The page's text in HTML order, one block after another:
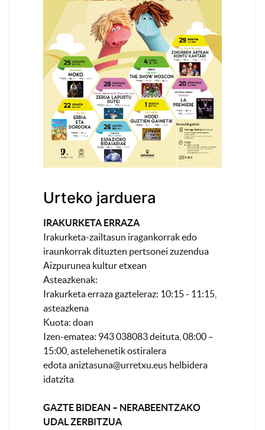
Urteko jarduera
IRAKURKETA ERRAZA
Irakurketa-zailtasun iragankorrak edo
iraunkorrak dituzten pertsonei zuzendua
Aizpurunea kultur etxean
Asteazkenak:
Irakurketa erraza gazteleraz: 10:15 - 11:15,
asteazkena
Kuota: doan
Izen-ematea: 943 038083 deituta, 08:00 –
15:00, astelehenetik ostiralera
edotaaniztasuna@urretxu.eus helbidera
idatzita
GAZTE BIDEAN – NERABEENTZAKO
UDAL ZERBITZUA